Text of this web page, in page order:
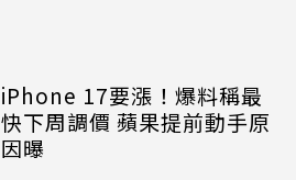
iPhone 17要漲！爆料稱最
快下周調價 蘋果提前動手原
因曝